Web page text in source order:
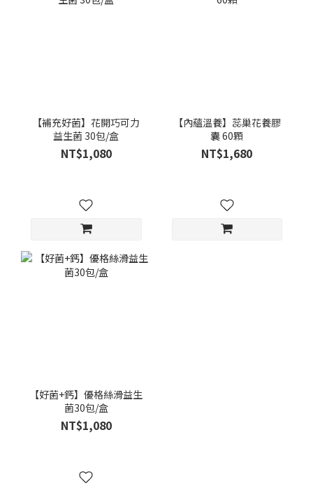
【補充好菌】花開巧可力
益生菌 30包/盒
NT$1,080
【內蘊溫養】蕊巢花養膠
囊 60顆
NT$1,680
【好菌+鈣】優格絲滑益生
菌30包/盒
NT$1,080